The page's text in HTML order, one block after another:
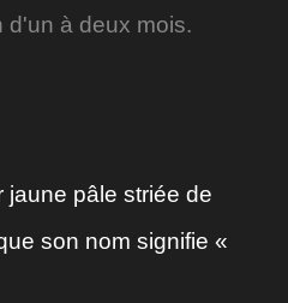
d'un à deux mois.
pâle striée de
son nom signifie «